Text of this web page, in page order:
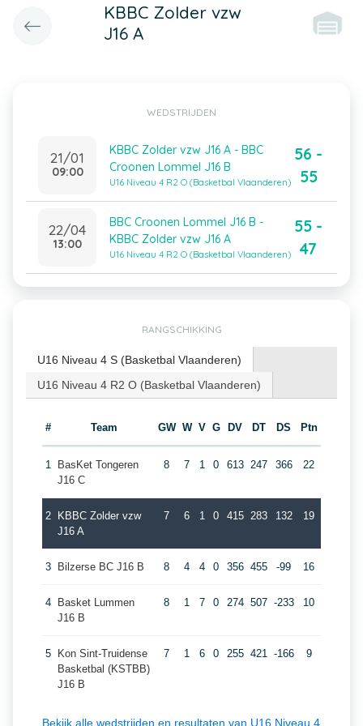
KBBC Zolder vzw
J16 A
WEDSTRIJDEN
21/01
09:00
KBBC Zolder vzw J16 A - BBC
Croonen Lommel J16 B
U16 Niveau 4 R2 O (Basketbal Vlaanderen)
56 -
55
22/04
13:00
BBC Croonen Lommel J16 B -
KBBC Zolder vzw J16 A
U16 Niveau 4 R2 O (Basketbal Vlaanderen)
55 -
47
RANGSCHIKKING
U16 Niveau 4 S (Basketbal Vlaanderen)
U16 Niveau 4 R2 O (Basketbal Vlaanderen)
# Team GW W V G DV DT DS Ptn
1
BasKet Tongeren
J16 C
8 7 1 0 613 247 366 22
2
KBBC Zolder vzw
J16 A
7 6 1 0 415 283 132 19
3 Bilzerse BC J16 B 8 4 4 0 356 455 -99 16
4
Basket Lummen
J16 B
8 1 7 0 274 507 -233 10
5
Kon Sint-Truidense
Basketbal (KSTBB)
J16 B
7 1 6 0 255 421 -166 9
Bekijk alle wedstrijden en resultaten van U16 Niveau 4